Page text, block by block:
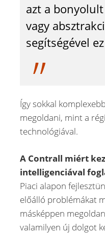
azt a
vagy
segítségével
Így sokkal
megoldani, mint a
technológiával.
A Contrall miért
intelligenciával
Piaci alapon
előálló problémákat
másképpen
valamilyen új dolgot